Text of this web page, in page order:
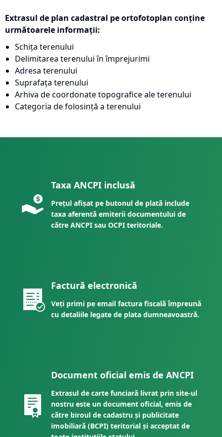
Extrasul de plan cadastral pe ortofotoplan conține
următoarele informații:
Schița terenului
Delimitarea terenului în împrejurimi
Adresa terenului
Suprafața terenului
Arhiva de coordonate topografice ale terenului
Categoria de folosință a terenului
Taxa ANCPI inclusă
Prețul afișat pe butonul de plată include
taxa aferentă emiterii documentului de
către ANCPI sau OCPI teritoriale.
Factură electronică
Veți primi pe email factura fiscală împreună
cu detaliile legate de plata dumneavoastră.
Document oficial emis de ANCPI
Extrasul de carte funciară livrat prin site-ul
nostru este un document oficial, emis de
către biroul de cadastru și publicitate
imobiliară (BCPI) teritorial și acceptat de